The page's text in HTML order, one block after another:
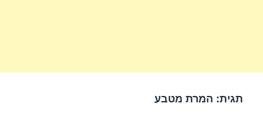
תגית: המרת מטבע